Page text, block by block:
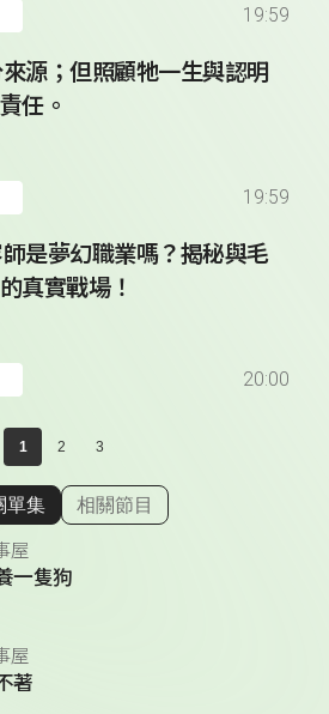
19:59
源；但照顧牠一生與認明
任。
19:59
是夢幻職業嗎？揭秘與毛
真實戰場！
20:00
1 2 3
顯示相關單集
單集 相關節目
屋
一隻狗
屋
著